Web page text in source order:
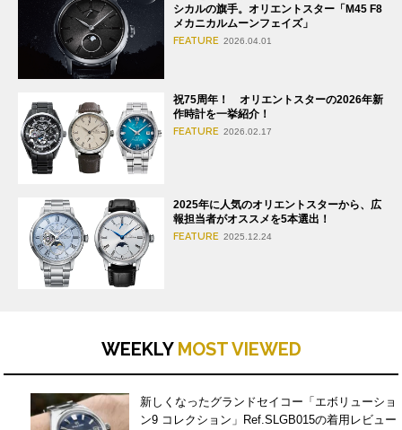
シカルの旗手。オリエントスター「M45 F8
メカニカルムーンフェイズ」
FEATURE 2026.04.01
祝75周年！ オリエントスターの2026年新
作時計を一挙紹介！
FEATURE 2026.02.17
2025年に人気のオリエントスターから、広
報担当者がオススメを5本選出！
FEATURE 2025.12.24
WEEKLY MOST VIEWED
新しくなったグランドセイコー「エボリューショ
ン9 コレクション」Ref.SLGB015の着用レビュー